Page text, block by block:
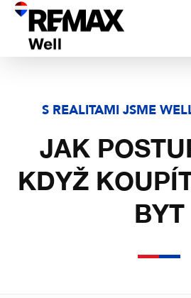
S REALITAMI JSME
JAK
KDYŽ
BYT